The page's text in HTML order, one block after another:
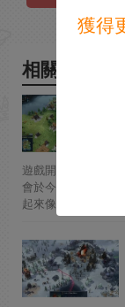
相關新聞
遊戲開發商 Shiro
會於今年稍晚登上
起來像是經典的《工
獲得